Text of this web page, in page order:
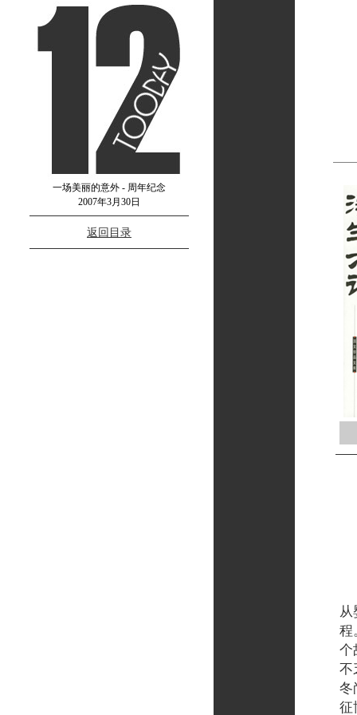
一场美丽的意外 - 周年纪念
2007年3月30日
返回目录
从
程
个
不
冬
征